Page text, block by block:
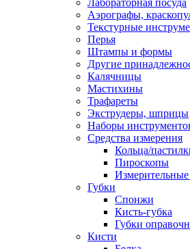
Лабораторная посуда
Аэрографы,
Текстурные
Перья
Штампы и формы
Другие
Калячницы
Мастихины
Трафареты
Экструдеры, шприцы
Наборы
Средства измерения
Кольца/
Пироскопы
Губки
Спонжи
Кисть-губка
Губки
Кисти